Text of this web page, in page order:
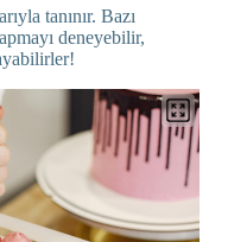
tanınır. Bazı
deneyebilir,